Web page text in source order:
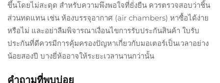
ขึ้นโดยไม่สะดุด สำหรับความพึงพอใจที่ยั่งยืน ควรตรวจสอบว่าชิ้น
ส่วนทดแทน เช่น ห้องบรรจุอากาศ (air chambers) หาซื้อได้ง่าย
หรือไม่ และอย่าลืมพิจารณาเงื่อนไขการรับประกันสินค้า ใบรับ
ประกันที่ดีควรมีการคุ้มครองปัญหาเกี่ยวกับมอเตอร์เป็นเวลาอย่าง
น้อยสองปี บางยี่ห้ออาจให้ระยะเวลานานกว่านั้น
คำถามที่พบบ่อย